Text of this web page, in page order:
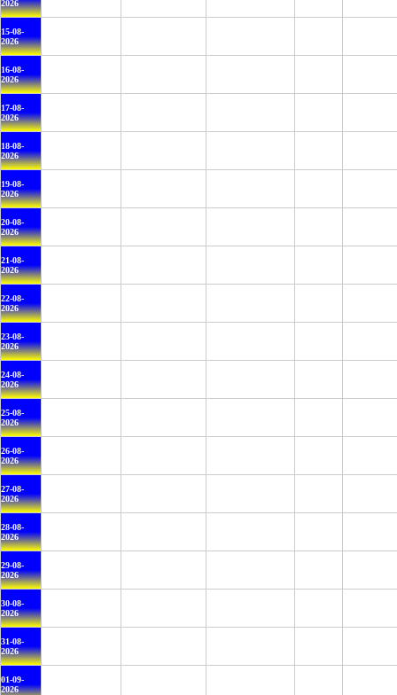
2026
15-08-
2026
16-08-
2026
17-08-
2026
18-08-
2026
19-08-
2026
20-08-
2026
21-08-
2026
22-08-
2026
23-08-
2026
24-08-
2026
25-08-
2026
26-08-
2026
27-08-
2026
28-08-
2026
29-08-
2026
30-08-
2026
31-08-
2026
01-09-
2026